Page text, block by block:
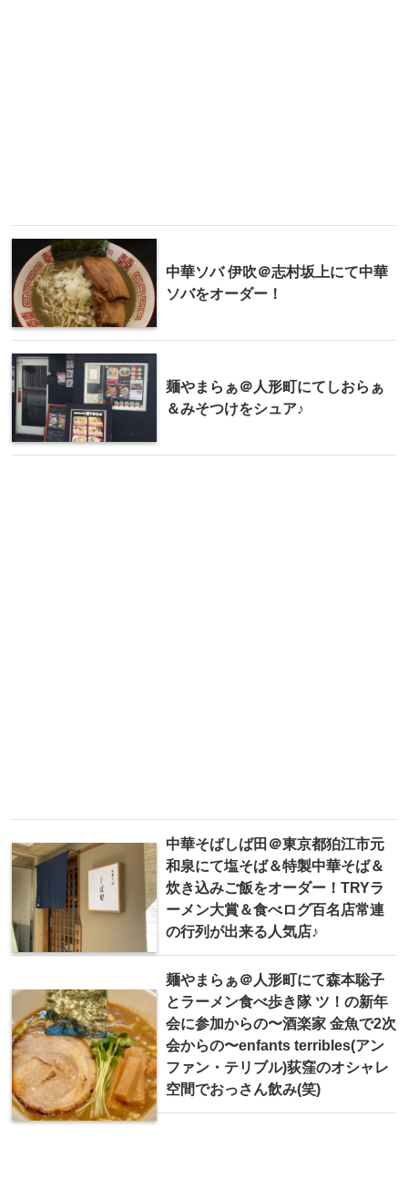
中華ソバ 伊吹＠志村坂上にて中華
ソバをオーダー！
麺やまらぁ＠人形町にてしおらぁ
＆みそつけをシュア♪
中華そばしば田＠東京都狛江市元
和泉にて塩そば＆特製中華そば＆
炊き込みご飯をオーダー！TRYラ
ーメン大賞＆食べログ百名店常連
の行列が出来る人気店♪
麺やまらぁ＠人形町にて森本聡子
とラーメン食べ歩き隊 ツ！の新年
会に参加からの〜酒楽家 金魚で2次
会からの〜enfants terribles(アン
ファン・テリブル)荻窪のオシャレ
空間でおっさん飲み(笑)